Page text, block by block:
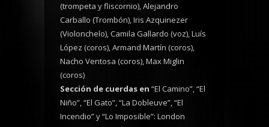
(trompeta y fliscornio), Alejandro
Carballo (Trombón), Iris Azquinezer
(Violonchelo), Camila Gallardo (voz), Luís
López (coros), Armand Martín (coros),
Nacho Ventosa (coros), Max Miglin
(coros)
Sección de cuerdas en “El Camino”, “El
Niño”, “El Gato”, “La Dobleuve”, “El
Incendio” y “Lo Imposible”: London